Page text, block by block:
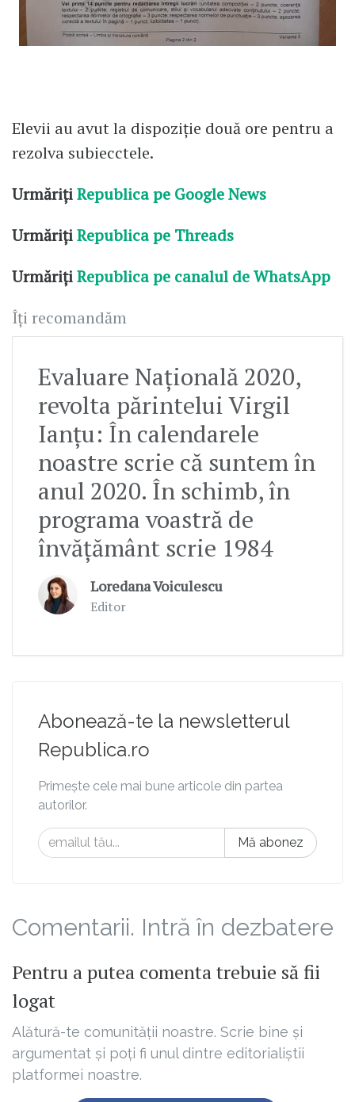
Elevii au avut la dispoziție două ore pentru a
rezolva subiecctele.
UrmărițiRepublica pe Google News
UrmărițiRepublica pe Threads
UrmărițiRepublica pe canalul de WhatsApp
Îți recomandăm
Evaluare Națională 2020,
revolta părintelui Virgil
Ianțu: În calendarele
noastre scrie că suntem în
anul 2020. În schimb, în
programa voastră de
învățământ scrie 1984
Loredana Voiculescu
Editor
Abonează-te la newsletterul
Republica.ro
Primește cele mai bune articole din partea
autorilor.
Mă abonez
Comentarii. Intră în dezbatere
Pentru a putea comenta trebuie să fii
logat
Alătură-te comunității noastre. Scrie bine și
argumentat și poți fi unul dintre editorialiștii
platformei noastre.